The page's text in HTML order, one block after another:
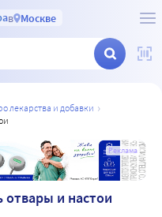
в Москве
лекарства и добавки
Реклама
отвары и настои